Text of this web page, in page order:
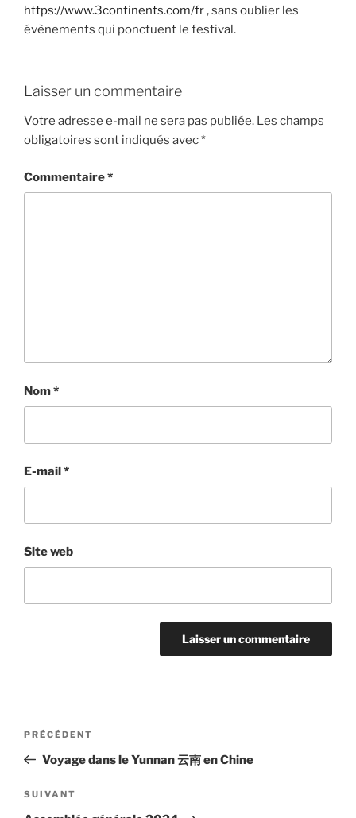
https://www.3continents.com/fr, sans oublier les
évènements qui ponctuent le festival.
Laisser un commentaire
Votre adresse e-mail ne sera pas publiée. Les champs
obligatoires sont indiqués avec*
Commentaire*
Nom*
E-mail*
Site web
Navigation
l’article
Article
précédent
PRÉCÉDENT
Voyage dans le Yunnan 云南 en Chine
Article
suivant
SUIVANT